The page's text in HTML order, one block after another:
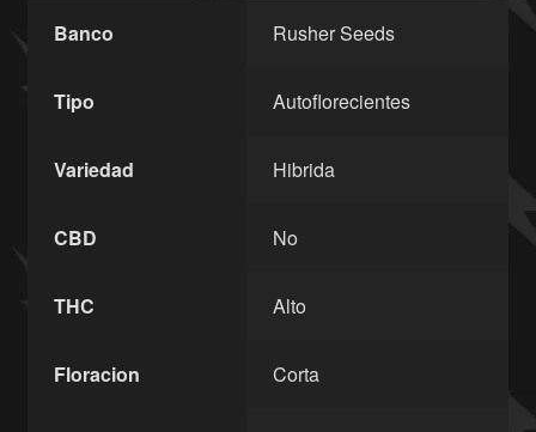
Banco Rusher Seeds
Tipo Autoflorecientes
Variedad Hibrida
CBD No
THC Alto
Floracion Corta